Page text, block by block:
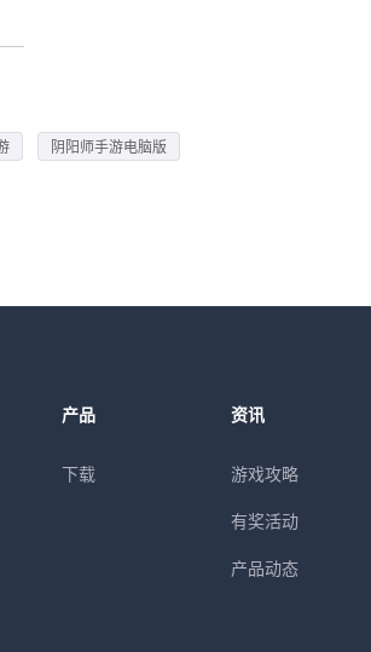
阴阳师手游电脑版
产品
下载
资讯
游戏攻略
有奖活动
产品动态